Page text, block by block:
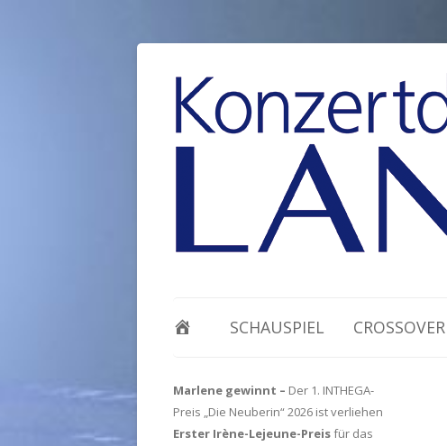
SCHAUSPIEL
Marlene gewinnt – Der 1. INTHEGA-
Preis „Die Neuberin“ 2026 ist verliehen
Erster Irène-Lejeune-Preisfür das